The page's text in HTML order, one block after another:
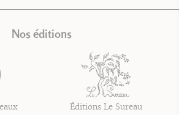
Nos éditions
Éditions Le Sureau